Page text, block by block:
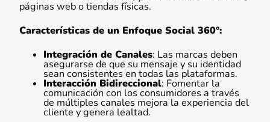
páginas web o tiendas físicas.
Características de un Enfoque Social 360°:
Integración de Canales: Las marcas deben
asegurarse de que su mensaje y su identidad
sean consistentes en todas las plataformas.
Interacción Bidireccional: Fomentar la
comunicación con los consumidores a través
de múltiples canales mejora la experiencia del
cliente y genera lealtad.